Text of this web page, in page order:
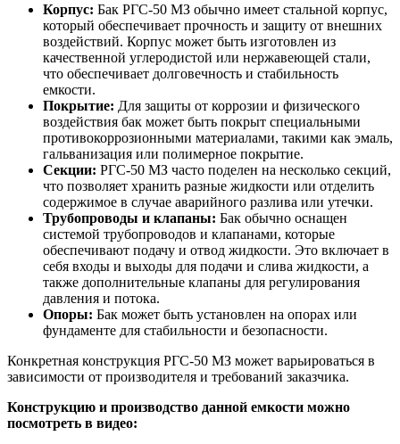
Корпус: Бак РГС-50 МЗ обычно имеет стальной корпус,
который обеспечивает прочность и защиту от внешних
воздействий. Корпус может быть изготовлен из
качественной углеродистой или нержавеющей стали,
что обеспечивает долговечность и стабильность
емкости.
Покрытие: Для защиты от коррозии и физического
воздействия бак может быть покрыт специальными
противокоррозионными материалами, такими как эмаль,
гальванизация или полимерное покрытие.
Секции: РГС-50 МЗ часто поделен на несколько секций,
что позволяет хранить разные жидкости или отделить
содержимое в случае аварийного разлива или утечки.
Трубопроводы и клапаны: Бак обычно оснащен
системой трубопроводов и клапанами, которые
обеспечивают подачу и отвод жидкости. Это включает в
себя входы и выходы для подачи и слива жидкости, а
также дополнительные клапаны для регулирования
давления и потока.
Опоры: Бак может быть установлен на опорах или
фундаменте для стабильности и безопасности.
Конкретная конструкция РГС-50 МЗ может варьироваться в
зависимости от производителя и требований заказчика.
Конструкцию и производство данной емкости можно
посмотреть в видео: